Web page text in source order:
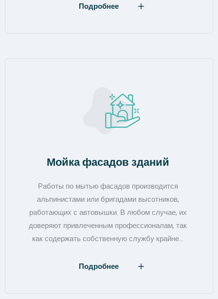
Подробнее
Мойка фасадов зданий
Работы по мытью фасадов производится
альпинистами или бригадами высотников,
работающих с автовышки. В любом случае, их
доверяют привлеченным профессионалам, так
как содержать собственную службу крайне…
Подробнее